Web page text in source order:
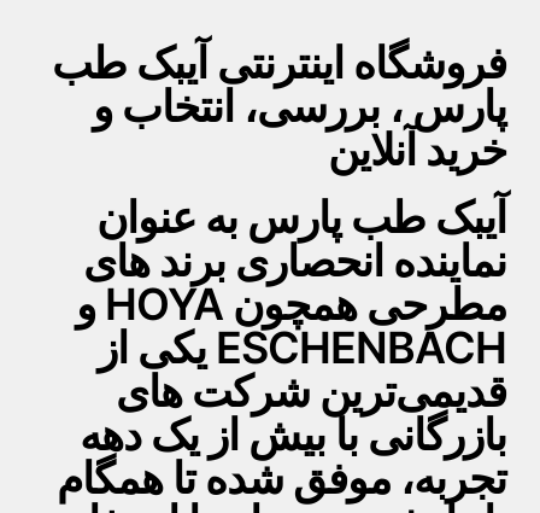
فروشگاه اینترنتی آیبک طب
پارس ، بررسی، انتخاب و
خرید آنلاین
آیبک طب پارس به عنوان
نماینده انحصاری برند های
مطرحی همچون HOYA و
ESCHENBACH یکی از
قدیمی‌ترین شرکت های
بازرگانی با بیش از یک دهه
تجربه، موفق شده تا همگام